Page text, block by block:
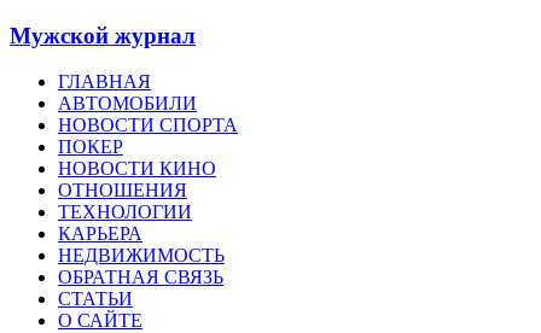
Мужской журнал
ГЛАВНАЯ
АВТОМОБИЛИ
НОВОСТИ СПОРТА
ПОКЕР
НОВОСТИ КИНО
ОТНОШЕНИЯ
ТЕХНОЛОГИИ
КАРЬЕРА
НЕДВИЖИМОСТЬ
ОБРАТНАЯ СВЯЗЬ
СТАТЬИ
О САЙТЕ